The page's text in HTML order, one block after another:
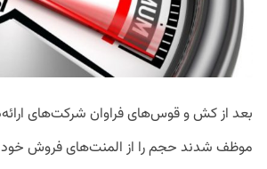
موظف شدند حجم را از المنت‌های فروش خود